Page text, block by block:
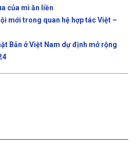
của mì ăn liền
mới trong quan hệ hợp tác Việt –
Bản ở Việt Nam dự định mở rộng